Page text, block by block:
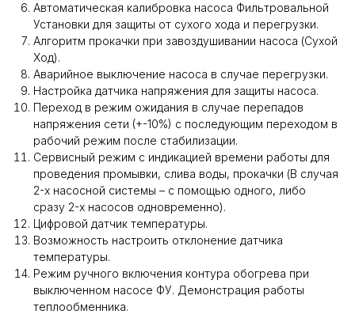
Автоматическая калибровка насоса Фильтровальной
Установки для защиты от сухого хода и перегрузки.
Алгоритм прокачки при завоздушивании насоса (Сухой
Ход).
Аварийное выключение насоса в случае перегрузки.
Настройка датчика напряжения для защиты насоса.
Переход в режим ожидания в случае перепадов
напряжения сети (+-10%) с последующим переходом в
рабочий режим после стабилизации.
Сервисный режим с индикацией времени работы для
проведения промывки, слива воды, прокачки (В случая
2-х насосной системы – с помощью одного, либо
сразу 2-х насосов одновременно).
Цифровой датчик температуры.
Возможность настроить отклонение датчика
температуры.
Режим ручного включения контура обогрева при
выключенном насосе ФУ. Демонстрация работы
теплообменника.